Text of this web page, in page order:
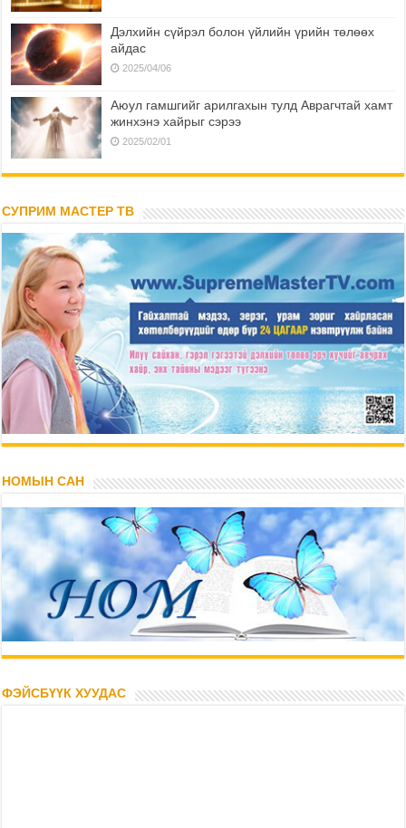
Дэлхийн сүйрэл болон үйлийн үрийн төлөөх
айдас
2025/04/06
Аюул гамшгийг арилгахын тулд Аврагчтай хамт
жинхэнэ хайрыг сэрээ
2025/02/01
СУПРИМ МАСТЕР ТВ
НОМЫН САН
ФЭЙСБҮҮК ХУУДАС